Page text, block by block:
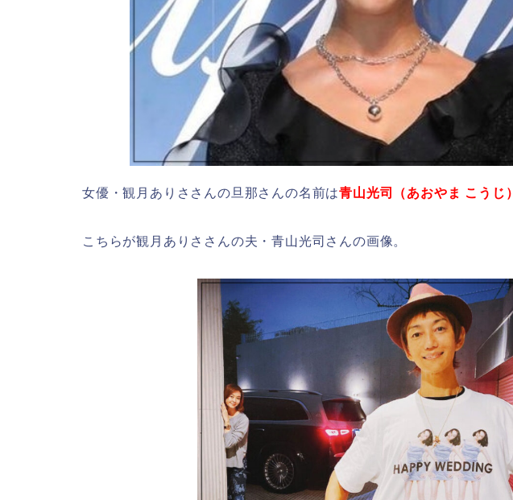
女優・観月ありささんの旦那さんの名前は青山光司（あおやま こうじ）
こちらが観月ありささんの夫・青山光司さんの画像。